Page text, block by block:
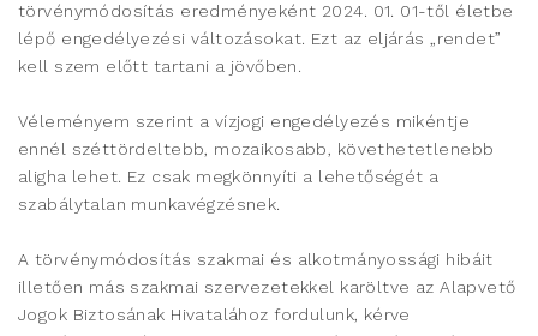
törvénymódosítás eredményeként 2024. 01. 01-től életbe
lépő engedélyezési változásokat. Ezt az eljárás „rendet”
kell szem előtt tartani a jövőben.
Véleményem szerint a vízjogi engedélyezés mikéntje
ennél széttördeltebb, mozaikosabb, követhetetlenebb
aligha lehet. Ez csak megkönnyíti a lehetőségét a
szabálytalan munkavégzésnek.
A törvénymódosítás szakmai és alkotmányossági hibáit
illetően más szakmai szervezetekkel karöltve az Alapvető
Jogok Biztosának Hivatalához fordulunk, kérve